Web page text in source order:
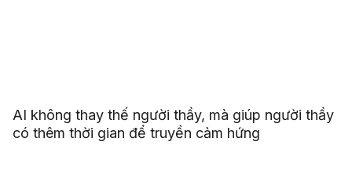
AI không thay thế người thầy, mà giúp người thầy
có thêm thời gian để truyền cảm hứng